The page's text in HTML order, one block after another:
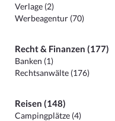
Verlage (2)
Werbeagentur (70)
Recht & Finanzen (177)
Banken (1)
Rechtsanwälte (176)
Reisen (148)
Campingplätze (4)